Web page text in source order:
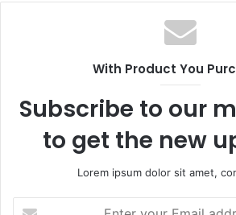
With Product You
Subscribe to our
to get the new
Lorem ipsum dolor sit amet,